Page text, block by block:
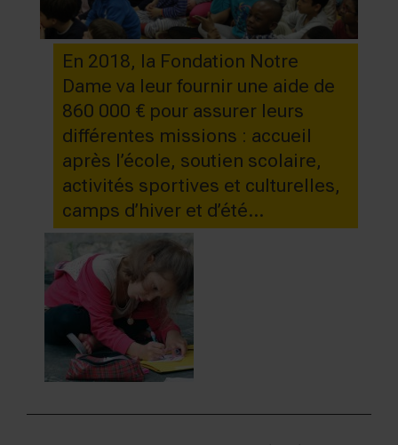
En 2018, la Fondation Notre
Dame va leur fournir une aide de
860 000 € pour assurer leurs
différentes missions : accueil
après l’école, soutien scolaire,
activités sportives et culturelles,
camps d’hiver et d’été…